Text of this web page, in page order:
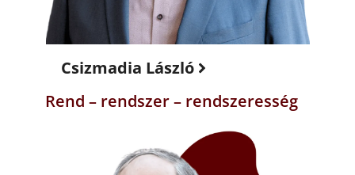
Csizmadia László
Rend – rendszer – rendszeresség